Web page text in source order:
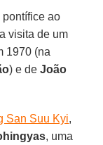
pontífice ao
visita de um
1970 (na
) e deJoão
San Suu Kyi,
, uma